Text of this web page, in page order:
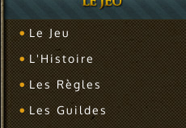
Le Jeu
L'Histoire
Les Règles
Les Guildes